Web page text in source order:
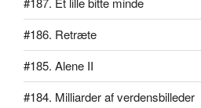
#186. Retræte
#185. Alene II
#184. Milliarder af verdensbilleder